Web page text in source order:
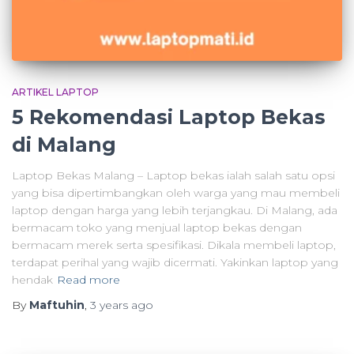
ARTIKEL LAPTOP
5 Rekomendasi Laptop Bekas
di Malang
Laptop Bekas Malang – Laptop bekas ialah salah satu opsi
yang bisa dipertimbangkan oleh warga yang mau membeli
laptop dengan harga yang lebih terjangkau. Di Malang, ada
bermacam toko yang menjual laptop bekas dengan
bermacam merek serta spesifikasi. Dikala membeli laptop,
terdapat perihal yang wajib dicermati. Yakinkan laptop yang
hendak Read more
By Maftuhin, 3 years ago